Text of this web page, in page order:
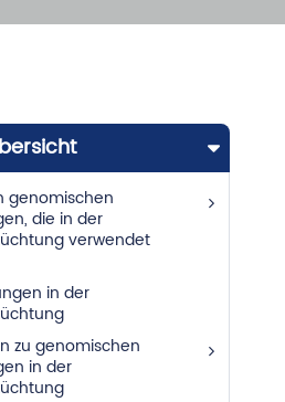
genomischen
die in der
verwendet
in der
zu genomischen
in der